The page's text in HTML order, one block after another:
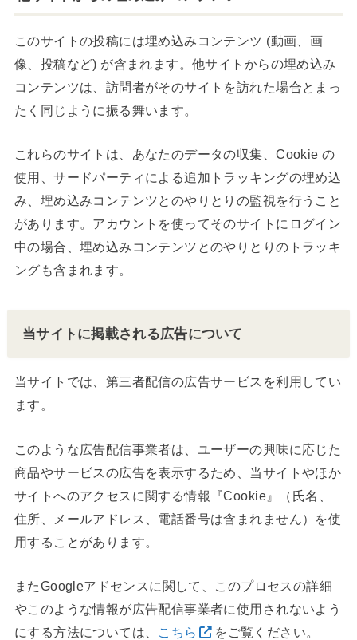
このサイトの投稿には埋め込みコンテンツ (動画、画
像、投稿など) が含まれます。他サイトからの埋め込み
コンテンツは、訪問者がそのサイトを訪れた場合とまっ
たく同じように振る舞います。
これらのサイトは、あなたのデータの収集、Cookie の
使用、サードパーティによる追加トラッキングの埋め込
み、埋め込みコンテンツとのやりとりの監視を行うこと
があります。アカウントを使ってそのサイトにログイン
中の場合、埋め込みコンテンツとのやりとりのトラッキ
ングも含まれます。
当サイトに掲載される広告について
当サイトでは、第三者配信の広告サービスを利用してい
ます。
このような広告配信事業者は、ユーザーの興味に応じた
商品やサービスの広告を表示するため、当サイトやほか
サイトへのアクセスに関する情報『Cookie』（氏名、
住所、メールアドレス、電話番号は含まれません）を使
用することがあります。
またGoogleアドセンスに関して、このプロセスの詳細
やこのような情報が広告配信事業者に使用されないよう
にする方法については、 こちら をご覧ください。